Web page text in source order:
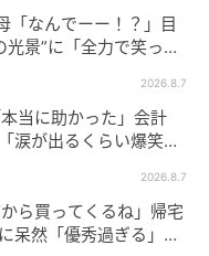
すね。
き
）さんが、「飛行機
）へ投稿した
「なんでーー！？」目
光景”に「全力で笑っ
2026.8.7
当に助かった」会計
涙が出るくらい爆笑」
2026.8.7
ら買ってくるね」帰宅
呆然「優秀過ぎる」